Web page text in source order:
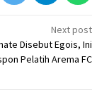
Next post
Disebut Egois, Ini
Pelatih Arema FC